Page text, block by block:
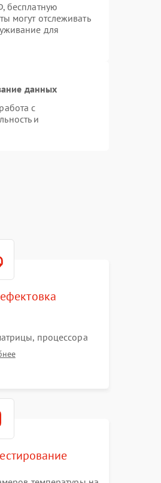
бесплатную
могут отслеживать
для
данных
с
и
процессора
питания.